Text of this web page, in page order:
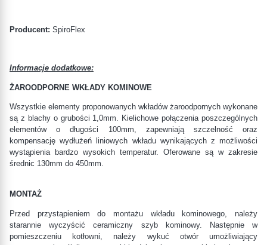
Producent: SpiroFlex
Informacje dodatkowe:
ŻAROODPORNE WKŁADY KOMINOWE
Wszystkie elementy proponowanych wkładów żaroodpornych wykonane
są z blachy o grubości 1,0mm. Kielichowe połączenia poszczególnych
elementów o długości 100mm, zapewniają szczelność oraz
kompensację wydłużeń liniowych wkładu wynikających z możliwości
wystąpienia bardzo wysokich temperatur. Oferowane są w zakresie
średnic 130mm do 450mm.
MONTAŻ
Przed przystąpieniem do montażu wkładu kominowego, należy
starannie wyczyścić ceramiczny szyb kominowy. Następnie w
pomieszczeniu kotłowni, należy wykuć otwór umożliwiający